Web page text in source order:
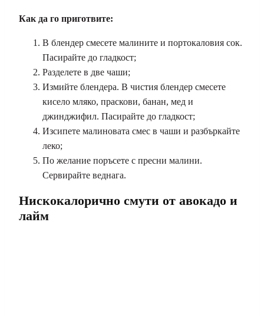
Как да го приготвите:
В блендер смесете малините и портокаловия сок.
Пасирайте до гладкост;
Разделете в две чаши;
Измийте блендера. В чистия блендер смесете
кисело мляко, праскови, банан, мед и
джинджифил. Пасирайте до гладкост;
Изсипете малиновата смес в чаши и разбъркайте
леко;
По желание поръсете с пресни малини.
Сервирайте веднага.
Нискокалорично смути от авокадо и
лайм